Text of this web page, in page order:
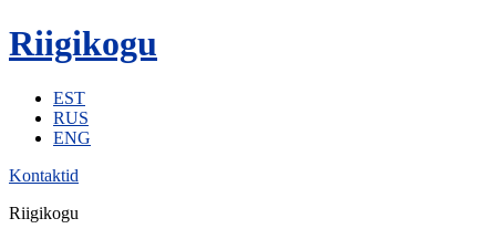
Riigikogu
EST
RUS
ENG
Kontaktid
Riigikogu